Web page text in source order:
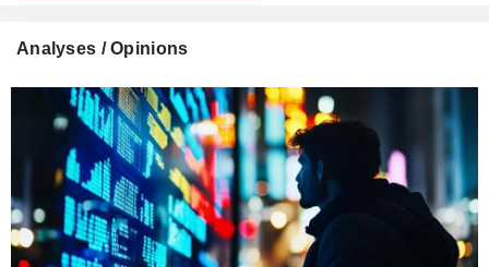
Analyses / Opinions